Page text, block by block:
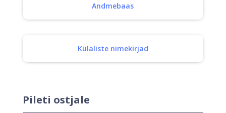
Andmebaas
Külaliste nimekirjad
Pileti ostjale